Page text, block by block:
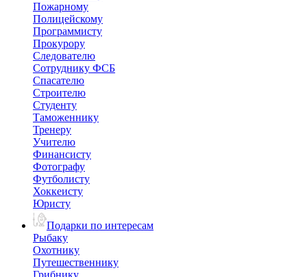
Пожарному
Полицейскому
Программисту
Прокурору
Следователю
Сотруднику ФСБ
Спасателю
Строителю
Студенту
Таможеннику
Тренеру
Учителю
Финансисту
Фотографу
Футболисту
Хоккеисту
Юристу
Подарки по интересам
Рыбаку
Охотнику
Путешественнику
Грибнику